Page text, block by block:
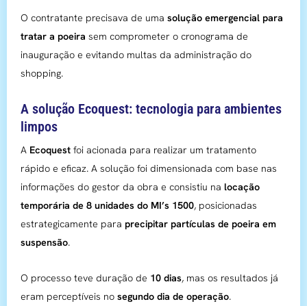
O contratante precisava de uma solução emergencial para
tratar a poeira sem comprometer o cronograma de
inauguração e evitando multas da administração do
shopping.
A solução Ecoquest: tecnologia para ambientes
limpos
A Ecoquest foi acionada para realizar um tratamento
rápido e eficaz. A solução foi dimensionada com base nas
informações do gestor da obra e consistiu na locação
temporária de 8 unidades do MI’s 1500, posicionadas
estrategicamente para precipitar partículas de poeira em
suspensão.
O processo teve duração de 10 dias, mas os resultados já
eram perceptíveis no segundo dia de operação.